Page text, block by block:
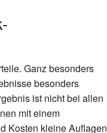
Ganz besonders
besonders
ist nicht bei allen
mit einem
Kosten kleine Auflagen